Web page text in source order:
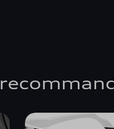
A4 ALLROAD QUATTRO